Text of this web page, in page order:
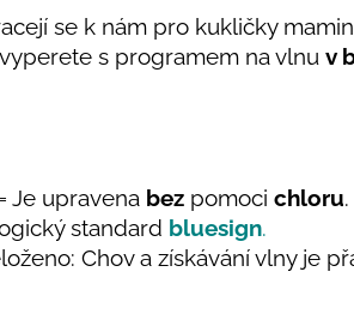
se k nám pro kukličky
vyperete s programem na vlnu v
Je upravena bez pomoci chloru.
standard bluesign.
Chov a získávání vlny je